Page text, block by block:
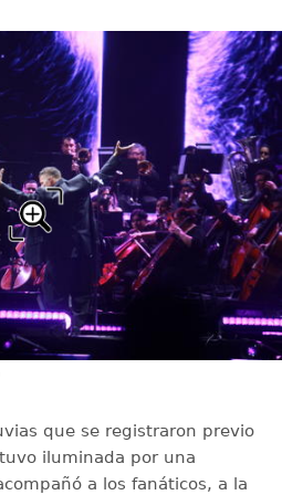
que se registraron previo
iluminada por una
a los fanáticos, a la